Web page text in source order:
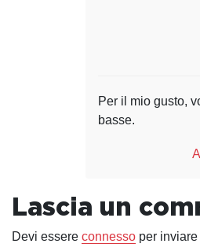
Per il mio gusto,
basse.
Lascia un
Devi essere connesso per